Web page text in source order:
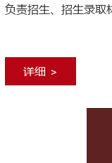
负责招生、招生录取
详细 >